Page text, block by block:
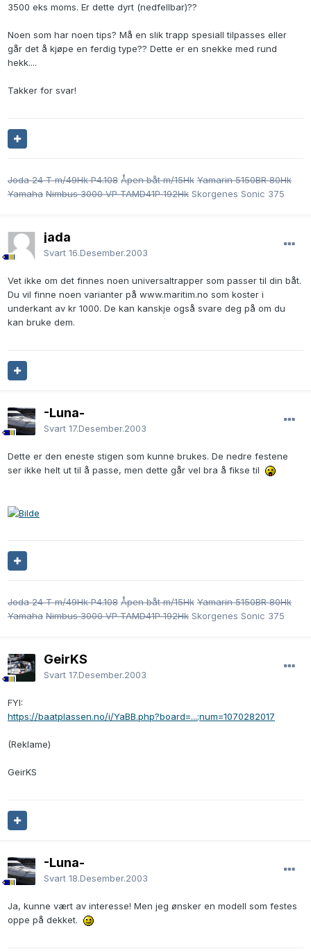
3500 eks moms. Er dette dyrt (nedfellbar)??
Noen som har noen tips? Må en slik trapp spesiall tilpasses eller
går det å kjøpe en ferdig type?? Dette er en snekke med rund
hekk....
Takker for svar!
Joda 24 T m/49Hk P4.108 Åpen båt m/15Hk Yamarin 5150BR 80Hk
Yamaha Nimbus 3000 VP TAMD41P 192Hk Skorgenes Sonic 375
jada
Svart 16.Desember.2003
Vet ikke om det finnes noen universaltrapper som passer til din båt.
Du vil finne noen varianter på www.maritim.no som koster i
underkant av kr 1000. De kan kanskje også svare deg på om du
kan bruke dem.
-Luna-
Svart 17.Desember.2003
Dette er den eneste stigen som kunne brukes. De nedre festene
ser ikke helt ut til å passe, men dette går vel bra å fikse til
Joda 24 T m/49Hk P4.108 Åpen båt m/15Hk Yamarin 5150BR 80Hk
Yamaha Nimbus 3000 VP TAMD41P 192Hk Skorgenes Sonic 375
GeirKS
Svart 17.Desember.2003
FYI:
https://baatplassen.no/i/YaBB.php?board=...;num=1070282017
(Reklame)
GeirKS
-Luna-
Svart 18.Desember.2003
Ja, kunne vært av interesse! Men jeg ønsker en modell som festes
oppe på dekket.